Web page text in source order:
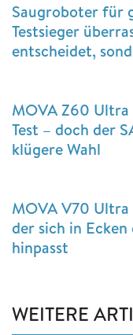
Saugroboter für
Testsieger
entscheidet,
MOVA Z60
Test – doch der
klügere Wahl
MOVA V70
der sich in
hinpasst
WEITERE